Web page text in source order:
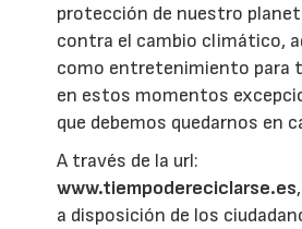
protección de nuestro
contra el cambio climático,
como entretenimiento para
en estos momentos
que debemos quedarnos en
A través de la url:
www.tiempodereciclarse.es
a disposición de los